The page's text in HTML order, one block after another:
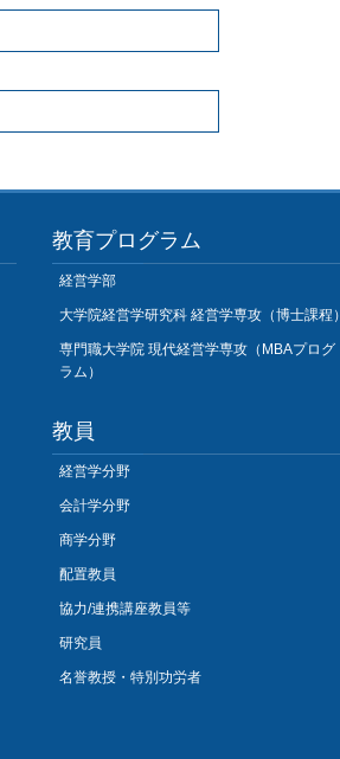
教育プログラム
経営学部
大学院経営学研究科 経営学専攻（博士課程）
専門職大学院 現代経営学専攻（MBAプログ
ラム）
教員
経営学分野
会計学分野
商学分野
配置教員
協力/連携講座教員等
研究員
名誉教授・特別功労者